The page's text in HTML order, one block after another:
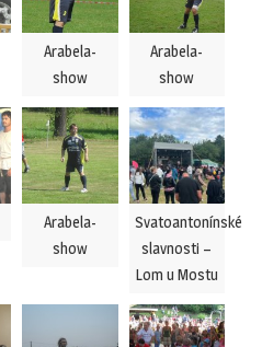
Arabela-
show
Arabela-
show
Arabela-
show
Svatoantonínské
slavnosti –
Lom u Mostu